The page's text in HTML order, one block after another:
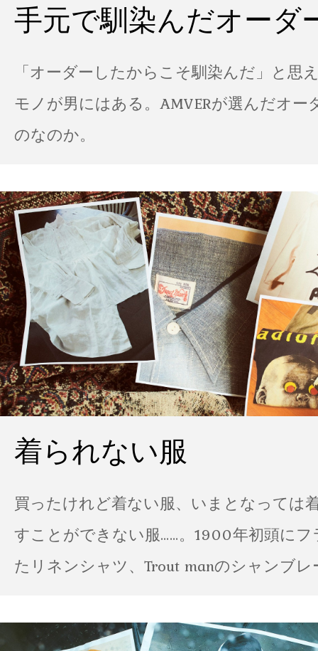
手元で馴染んだオーダ
「オーダーしたからこそ馴染んだ」と思
モノが男にはある。AMVERが選んだオー
のなのか。
着られない服
買ったけれど着ない服、いまとなっては
すことができない服……。1900年初頭に
たリネンシャツ、Trout manのシャンブ